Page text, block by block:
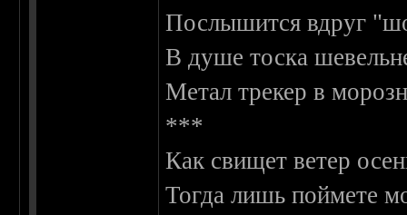
Послышится вдруг
В душе тоска
Метал трекер в
***
Как свищет ветер
Тогда лишь поймете